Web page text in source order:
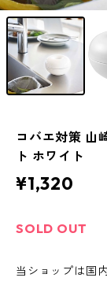
コバエ対策 山
ト ホワイト
¥1,320
SOLD OUT
当ショップは国